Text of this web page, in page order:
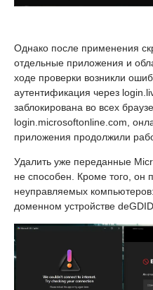
Однако после применения
отдельные приложения и
ходе проверки возникли
аутентификация через
заблокирована во всех
login.microsoftonline.com,
приложения продолжили
Удалить уже переданные
не способен. Кроме того, он
неуправляемых
доменном устройстве